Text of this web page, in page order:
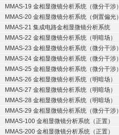
MMAS-19 金相显微镜分析系统（微分干涉）
MMAS-20 金相显微镜分析系统（倒置偏光）
MMAS-21 集成电路金相显微镜分析系统
MMAS-22 金相显微镜分析系统（明暗场）
MMAS-23 金相显微镜分析系统（微分干涉）
MMAS-24 金相显微镜分析系统（微分干涉）
MMAS-25 金相显微镜分析系统（微分干涉）
MMAS-26 金相显微镜分析系统（明暗场）
MMAS-27 金相显微镜分析系统（明暗场）
MMAS-28 金相显微镜分析系统（明暗场）
MMAS-29 金相显微镜分析系统（微分干涉）
MMAS-100 金相显微镜分析系统（正置）
MMAS-200 金相显微镜分析系统（正置）